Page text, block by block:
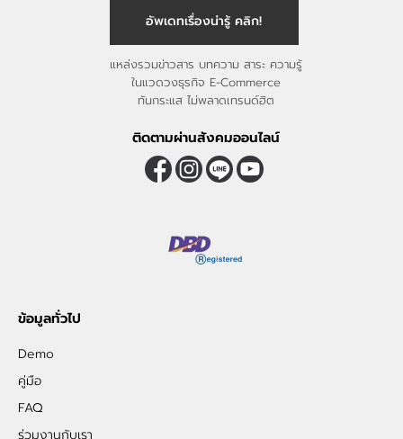
อัพเดทเรื่องน่ารู้ คลิก!
แหล่งรวมข่าวสาร บทความ สาระ ความรู้
ในแวดวงธุรกิจ E-Commerce
ทันกระแส ไม่พลาดเทรนด์ฮิต
ติดตามผ่านสังคมออนไลน์
ข้อมูลทั่วไป
Demo
คู่มือ
FAQ
ร่วมงานกับเรา